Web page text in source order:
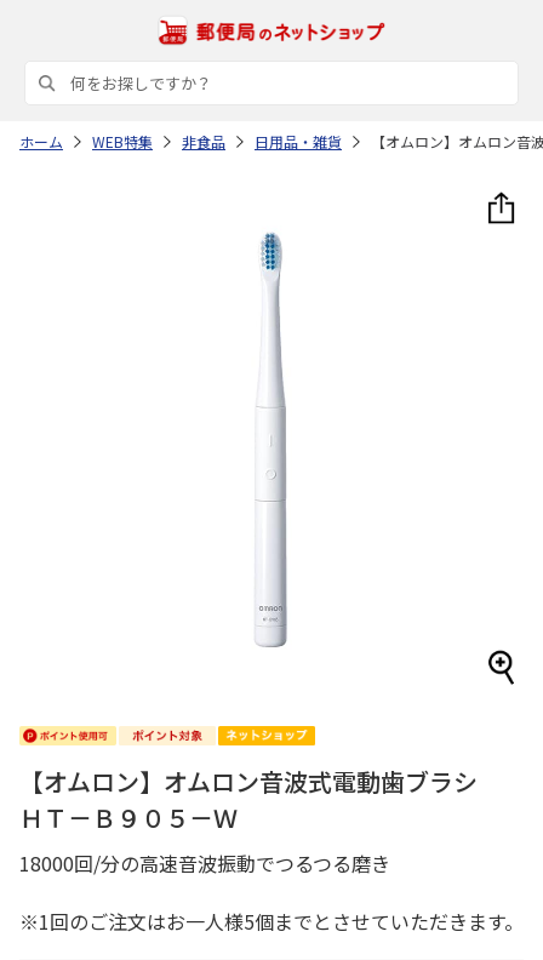
ホーム WEB特集 非食品 日用品・雑貨 【オムロン】オムロン
【オムロン】オムロン音波式電動歯ブラシ
ＨＴ－Ｂ９０５－Ｗ
18000回/分の高速音波振動でつるつる磨き
※1回のご注文はお一人様5個までとさせていただきます。